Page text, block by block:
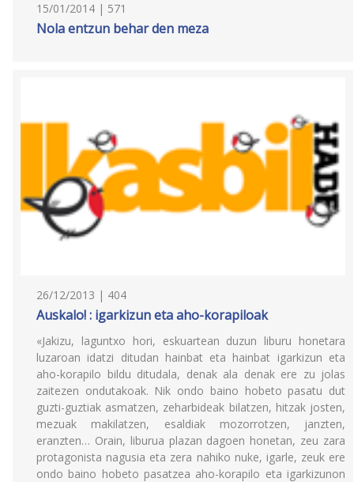
15/01/2014 | 571
Nola entzun behar den meza
26/12/2013 | 404
Auskalo! : igarkizun eta aho-korapiloak
«Jakizu, laguntxo hori, eskuartean duzun liburu honetara
luzaroan idatzi ditudan hainbat eta hainbat igarkizun eta
aho-korapilo bildu ditudala, denak ala denak ere zu jolas
zaitezen ondutakoak. Nik ondo baino hobeto pasatu dut
guzti-guztiak asmatzen, zeharbideak bilatzen, hitzak josten,
mezuak makilatzen, esaldiak mozorrotzen, janzten,
eranzten… Orain, liburua plazan dagoen honetan, zeu zara
protagonista nagusia eta zera nahiko nuke, igarle, zeuk ere
ondo baino hobeto pasatzea aho-korapilo eta igarkizunon